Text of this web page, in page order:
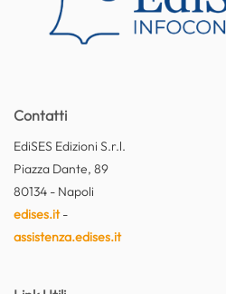
Contatti
EdiSES Edizioni S.r.l.
Piazza Dante, 89
80134 - Napoli
edises.it-
assistenza.edises.it